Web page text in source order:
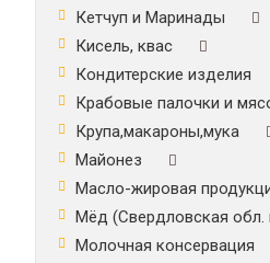
Кетчуп и Маринады
Кисель, квас
Кондитерские изделия
Крабовые палочки и
Крупа,макароны,мука
Майонез
Масло-жировая
Мёд (Свердловская обл.
Молочная консервация